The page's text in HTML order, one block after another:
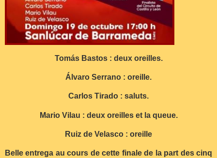
Tomás Bastos : deux oreilles.
Álvaro Serrano : oreille.
Carlos Tirado : saluts.
Mario Vilau : deux oreilles et la queue.
Ruiz de Velasco : oreille
Belle entrega au cours de cette finale de la part des cinq